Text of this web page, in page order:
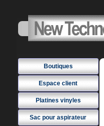
Boutiques
Espace client
Platines vinyles
Sac pour aspirateur